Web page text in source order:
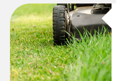
med SPF kan erstatte
solcreme, når man bevæger
sig ud i solen